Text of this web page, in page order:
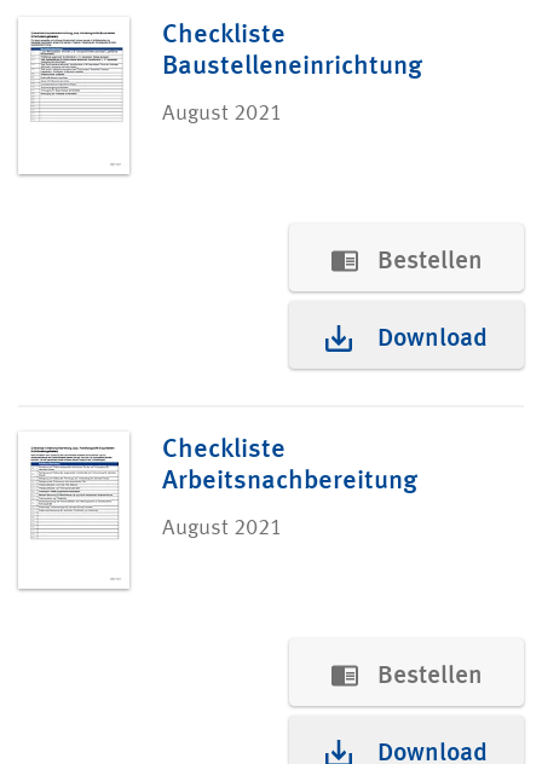
Checkliste
Baustelleneinrichtung
August 2021
Bestellen
Download
Checkliste
Arbeitsnachbereitung
August 2021
Bestellen
Download